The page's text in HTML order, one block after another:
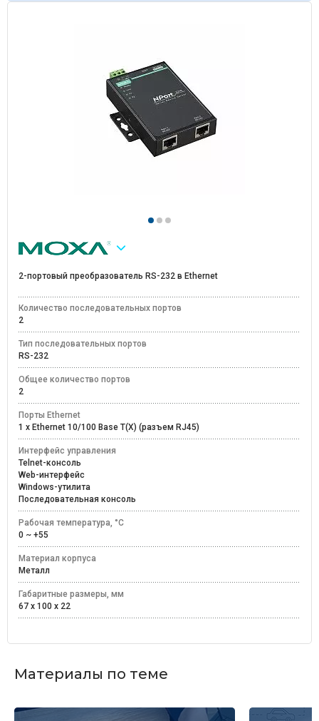
2-портовый преобразователь RS-232 в Ethernet
Количество последовательных портов
2
Тип последовательных портов
RS-232
Общее количество портов
2
Порты Ethernet
1 x Ethernet 10/100 Base T(X) (разъем RJ45)
Интерфейс управления
Telnet-консоль
Web-интерфейс
Windows-утилита
Последовательная консоль
Рабочая температура, °C
0 ~ +55
Материал корпуса
Металл
Габаритные размеры, мм
67 x 100 x 22
Материалы по теме